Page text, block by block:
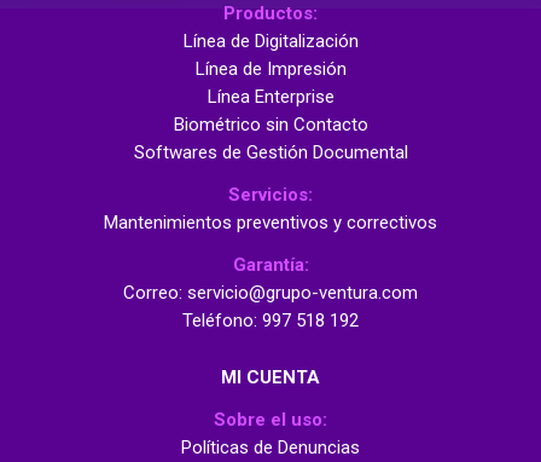
Productos:
Línea de Digitalización
Línea de Impresión
Línea Enterprise
Biométrico sin Contacto
Softwares de Gestión Documental
Servicios:
Mantenimientos preventivos y correctivos
Garantía:
Correo: servicio@grupo-ventura.com
Teléfono: 997 518 192
MI CUENTA
Sobre el uso:
Políticas de Denuncias